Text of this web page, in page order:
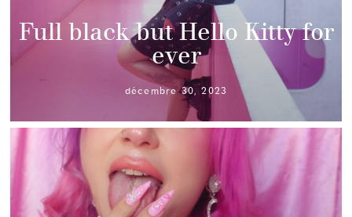
Full black but Hello Kitty for
ever
décembre 30, 2023